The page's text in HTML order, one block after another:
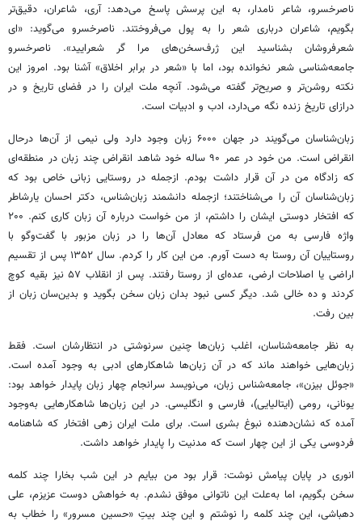
ناصرخسرو، شاعر نامدار، به این پرسش پاسخ می‌دهد: آری، شاعران، دقیق‌تر
بگویم، شاعران درباری شعر را به پول می‌فروختند. ناصرخسرو می‌گوید: «ای
شعرفروشان بشناسید این ژرف‌سخن‌های مرا گر شعرایید». ناصرخسرو
جامعه‌شناسی شعر نخوانده بود، اما با «شعر در برابر اخلاق» آشنا بود. امروز این
نکته روشن‌تر و صریح‌تر گفته می‌شود. آنچه ملت ایران را در فضای تاریخ و در
درازای تاریخ زنده نگه می‌دارد، ادب و ادبیات است.
زبان‌شناسان می‌گویند در جهان ۶۰۰۰ زبان وجود دارد ولی نیمی از آن‌ها درحال
انقراض است. من خود در عمر ۹۰ ساله خود شاهد انقراض چند زبان در منطقه‌ای
که زادگاه من در آن قرار داشت بودم. ازجمله در روستایی زبانی خاص بود که
زبان‌شناسان آن را می‌شناختند؛ ازجمله دانشمند زبان‌شناس، دکتر احسان یارشاطر
که افتخار دوستی ایشان را داشتم، از من خواست درباره آن زبان کاری کنم. ۲۰۰
واژه فارسی به من فرستاد که معادل آن‌ها را در زبان مزبور با گفت‌وگو با
روستاییان آن روستا به دست آورم. من این کار را کردم. سال ۱۳۵۲ پس از تقسیم
اراضی یا اصلاحات ارضی، عده‌ای از روستا رفتند. پس از انقلاب ۵۷ نیز بقیه کوچ
کردند و ده خالی شد. دیگر کسی نبود بدان زبان سخن بگوید و بدین‌سان زبان از
بین رفت.
به نظر جامعه‌شناسان، اغلب زبان‌ها چنین سرنوشتی در انتظارشان است. فقط
زبان‌هایی خواهند ماند که در آن زبان‌ها شاهکارهای ادبی به وجود آمده است.
«جوئل بیزن»، جامعه‌شناس زبان، می‌نویسد سرانجام چهار زبان پایدار خواهد بود:
یونانی، رومی (ایتالیایی)، فارسی و انگلیسی. در این زبان‌ها شاهکارهایی به‌وجود
آمده که نشان‌دهنده نبوغ بشری است. برای ملت ایران زهی افتخار که شاهنامه
فردوسی یکی از این چهار است که مدنیت را پایدار خواهد داشت.
انوری در پایان پیامش نوشت: قرار بود من بیایم در این شب بخارا چند کلمه
سخن بگویم، اما به‌علت این ناتوانی موفق نشدم. به خواهش دوست عزیزم، علی
دهباشی، این چند کلمه را نوشتم و این چند بیتِ «حسین مسرور» را خطاب به